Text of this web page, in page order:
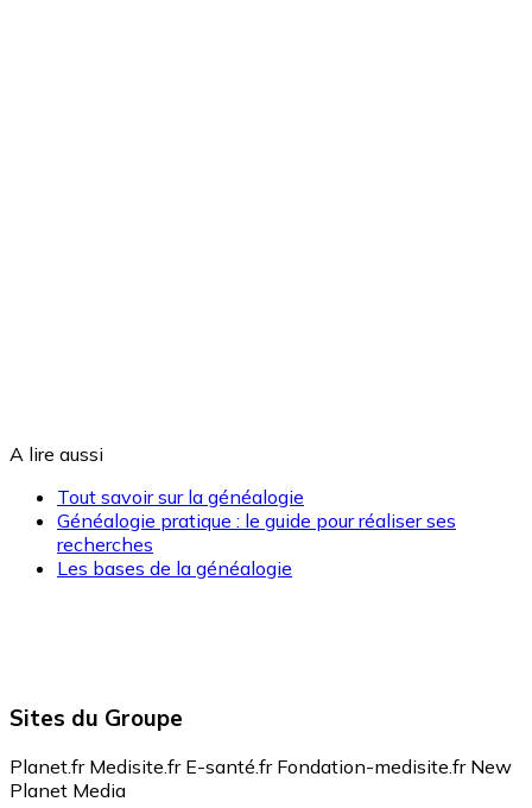
A lire aussi
Tout savoir sur la généalogie
Généalogie pratique : le guide pour réaliser ses
recherches
Les bases de la généalogie
Sites du Groupe
Planet.fr Medisite.fr E-santé.fr Fondation-medisite.fr New
Planet Media